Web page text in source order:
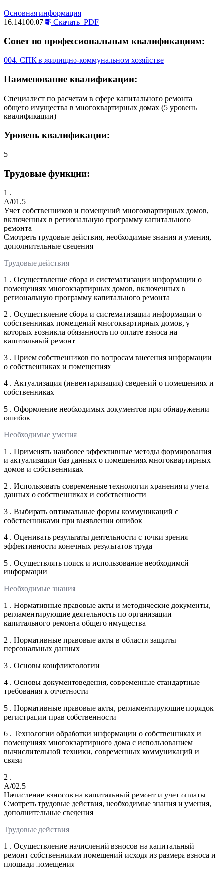
Основная информация
16.14100.07
Скачать PDF
Совет по профессиональным квалификациям:
004. СПК в жилищно-коммунальном хозяйстве
Наименование квалификации:
Специалист по расчетам в сфере капитального ремонта
общего имущества в многоквартирных домах (5 уровень
квалификации)
Уровень квалификации:
5
Трудовые функции:
1 .
A/01.5
Учет собственников и помещений многоквартирных домов,
включенных в региональную программу капитального
ремонта
Смотреть трудовые действия, необходимые знания и умения,
дополнительные сведения
Трудовые действия
1 . Осуществление сбора и систематизации информации о
помещениях многоквартирных домов, включенных в
региональную программу капитального ремонта
2 . Осуществление сбора и систематизации информации о
собственниках помещений многоквартирных домов, у
которых возникла обязанность по оплате взноса на
капитальный ремонт
3 . Прием собственников по вопросам внесения информации
о собственниках и помещениях
4 . Актуализация (инвентаризация) сведений о помещениях и
собственниках
5 . Оформление необходимых документов при обнаружении
ошибок
Необходимые умения
1 . Применять наиболее эффективные методы формирования
и актуализации баз данных о помещениях многоквартирных
домов и собственниках
2 . Использовать современные технологии хранения и учета
данных о собственниках и собственности
3 . Выбирать оптимальные формы коммуникаций с
собственниками при выявлении ошибок
4 . Оценивать результаты деятельности с точки зрения
эффективности конечных результатов труда
5 . Осуществлять поиск и использование необходимой
информации
Необходимые знания
1 . Нормативные правовые акты и методические документы,
регламентирующие деятельность по организации
капитального ремонта общего имущества
2 . Нормативные правовые акты в области защиты
персональных данных
3 . Основы конфликтологии
4 . Основы документоведения, современные стандартные
требования к отчетности
5 . Нормативные правовые акты, регламентирующие порядок
регистрации прав собственности
6 . Технологии обработки информации о собственниках и
помещениях многоквартирного дома с использованием
вычислительной техники, современных коммуникаций и
связи
2 .
A/02.5
Начисление взносов на капитальный ремонт и учет оплаты
Смотреть трудовые действия, необходимые знания и умения,
дополнительные сведения
Трудовые действия
1 . Осуществление начислений взносов на капитальный
ремонт собственникам помещений исходя из размера взноса и
площади помещения